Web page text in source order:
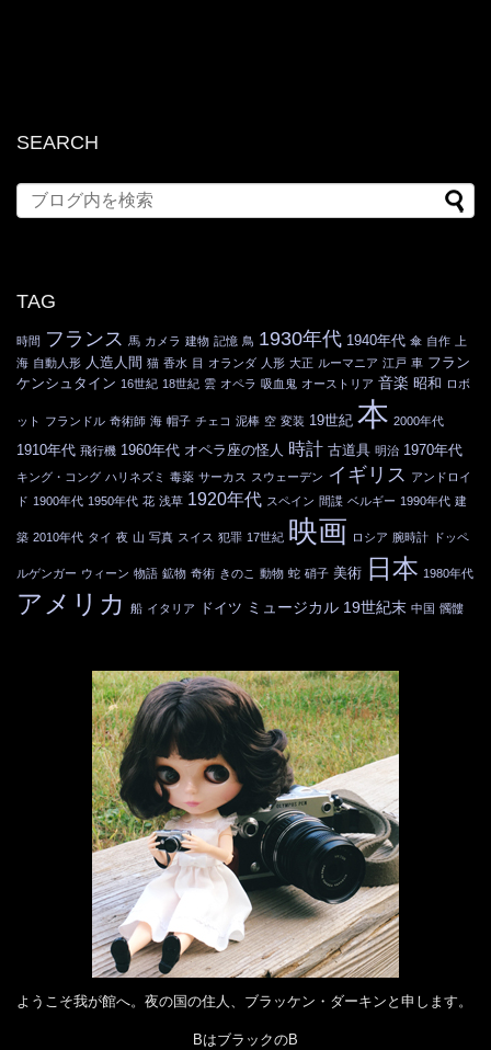
SEARCH
TAG
時間 フランス 馬 カメラ 建物 記憶 鳥 1930年代 1940年代 傘 自作
上
海 自動人形 人造人間 猫 香水 目 オランダ 人形 大正 ルーマニア 江戸 車 フラン
ケンシュタイン 16世紀 18世紀 雲 オペラ 吸血鬼 オーストリア 音楽 昭和 ロボ
ット フランドル 奇術師 海 帽子 チェコ 泥棒 空 変装 19世紀 本 2000年代
1910年代 飛行機 1960年代 オペラ座の怪人 時計 古道具 明治 1970年代
キング・コング ハリネズミ 毒薬 サーカス スウェーデン イギリス アンドロイ
ド 1900年代 1950年代 花 浅草 1920年代 スペイン 間諜 ベルギー 1990年代 建
築 2010年代 タイ 夜 山 写真 スイス 犯罪 17世紀 映画 ロシア 腕時計 ドッペ
ルゲンガー ウィーン 物語 鉱物 奇術 きのこ 動物 蛇 硝子 美術 日本 1980年代
アメリカ 船 イタリア ドイツ ミュージカル 19世紀末 中国 髑髏
ようこそ我が館へ。夜の国の住人、ブラッケン・ダーキンと申します。
BはブラックのB